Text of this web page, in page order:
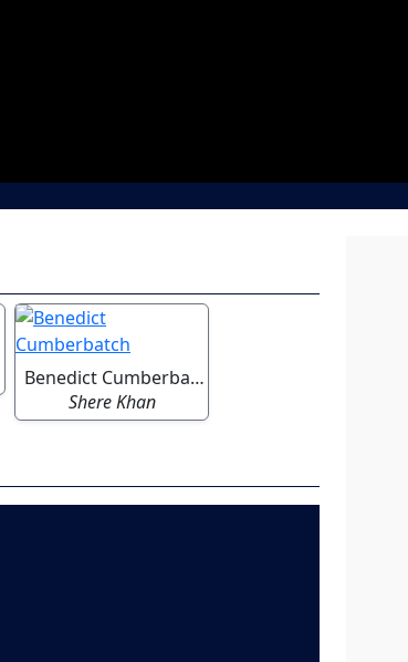
Benedict Cumberbatch
Shere Khan